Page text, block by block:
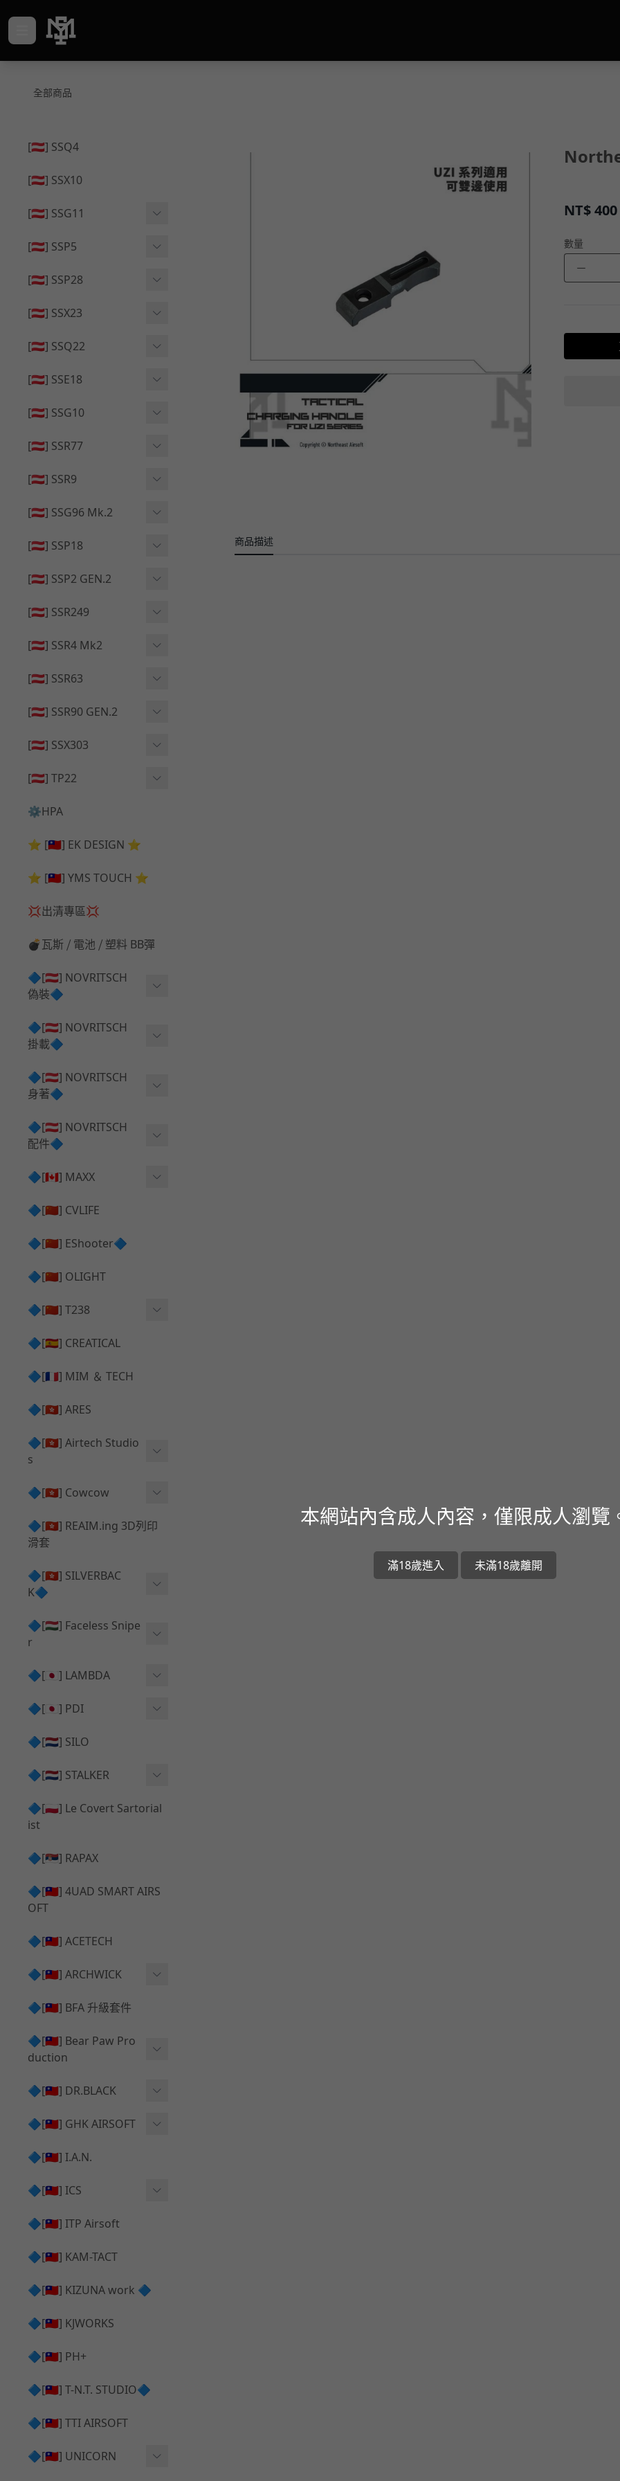
全部商品
[🇦🇹] SSQ4
[🇦🇹] SSX10
[🇦🇹] SSG11
🔄 原廠 ⧸ 零件
[🇦🇹] SSP5
🔄 原廠 ⧸ 零件
[🇦🇹] SSP28
🔄 原廠 ⧸ 零件
[🇦🇹] SSX23
🟦 主體 ⧸ 彈匣
[🇦🇹] SSQ22
🟦 主體 ⧸ 彈匣
[🇦🇹] SSE18
👁️‍🗨️ 外觀 ⧸ 色彩
[🇦🇹] SSG10
🟦 主體 ⧸ 彈匣
[🇦🇹] SSR77
🟦 主體 ⧸ 彈匣
[🇦🇹] SSR9
👁️‍🗨️ 外觀 ⧸ 色彩
[🇦🇹] SSG96 Mk.2
🆙 升級 ⧸ 部件
[🇦🇹] SSP18
👁️‍🗨️ 外觀 ⧸ 色彩
[🇦🇹] SSP2 GEN.2
🔄 原廠 ⧸ 零件
[🇦🇹] SSR249
🟦 主體 ⧸ 彈匣
[🇦🇹] SSR4 Mk2
🟦 主體 ⧸ 彈匣
[🇦🇹] SSR63
🆙 升級 ⧸ 部件
[🇦🇹] SSR90 GEN.2
🆙 升級 ⧸ 部件
[🇦🇹] SSX303
🔄 原廠 ⧸ 零件
🆙 升級 ⧸ 部件
[🇦🇹] TP22
🔄 原廠 ⧸ 零件
🆙 升級 ⧸ 部件
⚙️HPA
⭐ [🇹🇼] EK DESIGN ⭐
⭐ [🇹🇼] YMS TOUCH ⭐
💢出清專區💢
💣瓦斯 ⧸ 電池 ⧸ 塑料 BB彈
🔷[🇦🇹] NOVRITSCH
偽裝🔷
上衣夾克 ⧸ Jacket
兜帽 ⧸ Hood
手持 裝備 ⧸ 偽裝
披肩 ⧸ Shoulder Piece
onie
🔷[🇦🇹] NOVRITSCH
掛載🔷
AR ⧸ DMR 彈匣用
SMG ⧸ SSR90 彈匣用
腰包 ⧸ 萬用包
HPA 氣瓶袋 ⧸ 水袋包
手槍 彈匣用
🔷[🇦🇹] NOVRITSCH
身著🔷
闊邊帽 ⧸ Boonie Hat
戰術背心+前掛 ⧸ Plate Car
rier+Flap
tlebelt
護目鏡 ⧸ 除霧器
腰帶 ⧸ 腿掛
🔷[🇦🇹] NOVRITSCH
配件🔷
✅ 快拔槍套 ⧸ 槍背帶
✅ 槍架 ⧸ 訓練靶具 ⧸ 工具
🔷[🇨🇦] MAXX
AEG 活塞頭 ⧸ AEG Piston
HOP座 ⧸ HOP-UP
競速扳機 ⧸ Speed Trigger
彈匣釋放鈕 ⧸ Mag Releas
推嘴 ⧸ Nozzle
🔷[🇨🇳] CVLIFE
🔷[🇨🇳] EShooter🔷
🔷[🇨🇳] OLIGHT
🔷[🇨🇳] T238
電子扳機
發光器
🔷[🇪🇸] CREATICAL
🔷[🇫🇷] MIM ＆ TECH
🔷[🇭🇰] ARES
🔷[🇭🇰] Airtech Studio
s
VFC
G＆G
Krytac
KWA
Tokyo Marui
PROWIN
MAXX
SILVERBACK SRS
🔷[🇭🇰] Cowcow
TM Glock 系列
Action Army AAP01 系列
UMAREX VFC 系列
KWA⧸KSC系列
🔷[🇭🇰] REAIM.ing 3D列印
滑套
🔷[🇭🇰] SILVERBAC
K🔷
SRS ⧸ HTI 🟦 主體 ⧸ 彈匣
✅ 碳纖管 ⧸ 彈簧
TAC-41 👁️‍🗨️ 外觀 ⧸ 色彩
MDR-X 🟦 主體 ⧸ 彈匣
✅ 通用 ⧸ 精品
MDR-X 🔄 原廠 ⧸ 零件
TAC-41 🔄 原廠 ⧸ 零件
🔷[🇭🇺] Faceless Snipe
r
Mk23 ⧸ SSX23
SRS ⧸ HTI ⧸ TAC-41
🔷[🇯🇵] LAMBDA
Lambda 05 GBB 精密內管
Lambda 03 AEG 精密內管
Lambda 05 AEG 精密內管
🔷[🇯🇵] PDI
01 精密內管
05 精密內管
08 精密內管
🔷[🇳🇱] SILO
🔷[🇳🇱] STALKER
Action Army AAP01 升級
套件
HOP膠皮 ⧸ 下壓塊
件
[夢神⧸Morpheus] 不鏽鋼
內管
套件
[夢神⧸Morpheus] 碳鋼 內
管
🔷[🇵🇱] Le Covert Sartorial
ist
🔷[🇷🇸] RAPAX
🔷[🇹🇼] 4UAD SMART AIRS
OFT
🔷[🇹🇼] ACETECH
🔷[🇹🇼] ARCHWICK
衝鋒套件 Convertion Kit
MWS 升級組件
B＆T APC9 系列產品
B＆T SPR300系列產品
HOP膠皮
🔷[🇹🇼] BFA 升級套件
🔷[🇹🇼] Bear Paw Pro
duction
T-5000
🔷[🇹🇼] DR.BLACK
Hi-capa 彈匣外觀
維護保養
Hi-capa 上半外觀
Hi-capa 內部升級
🔷[🇹🇼] GHK AIRSOFT
AR ⧸ M4 GBB 原廠零件
AKM V3 主體 ＆ 原廠零件
G5 原廠零件
G17 GEN.3 原廠零件
AR ⧸ M4 GBB 升級套件
🔷[🇹🇼] I.A.N.
🔷[🇹🇼] ICS
Hi-Capa 維修零件
ICS 成槍
🔷[🇹🇼] ITP Airsoft
🔷[🇹🇼] KAM-TACT
🔷[🇹🇼] KIZUNA work 🔷
🔷[🇹🇼] KJWORKS
🔷[🇹🇼] PH+
🔷[🇹🇼] T-N.T. STUDIO🔷
🔷[🇹🇼] TTI AIRSOFT
🔷[🇹🇼] UNICORN
NT$400
數量
－
商品描述
本網站內含成人內容，僅限成人瀏覽
滿18歲進入 未滿18歲離開